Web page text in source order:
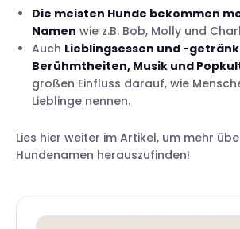
Die meisten Hunde bekommen
Namen wie z.B. Bob, Molly und
Auch Lieblingsessen und -
Berühmtheiten, Musik und
großen Einfluss darauf, wie
Lieblinge nennen.
Lies hier weiter im Artikel, um mehr
Hundenamen herauszufinden!